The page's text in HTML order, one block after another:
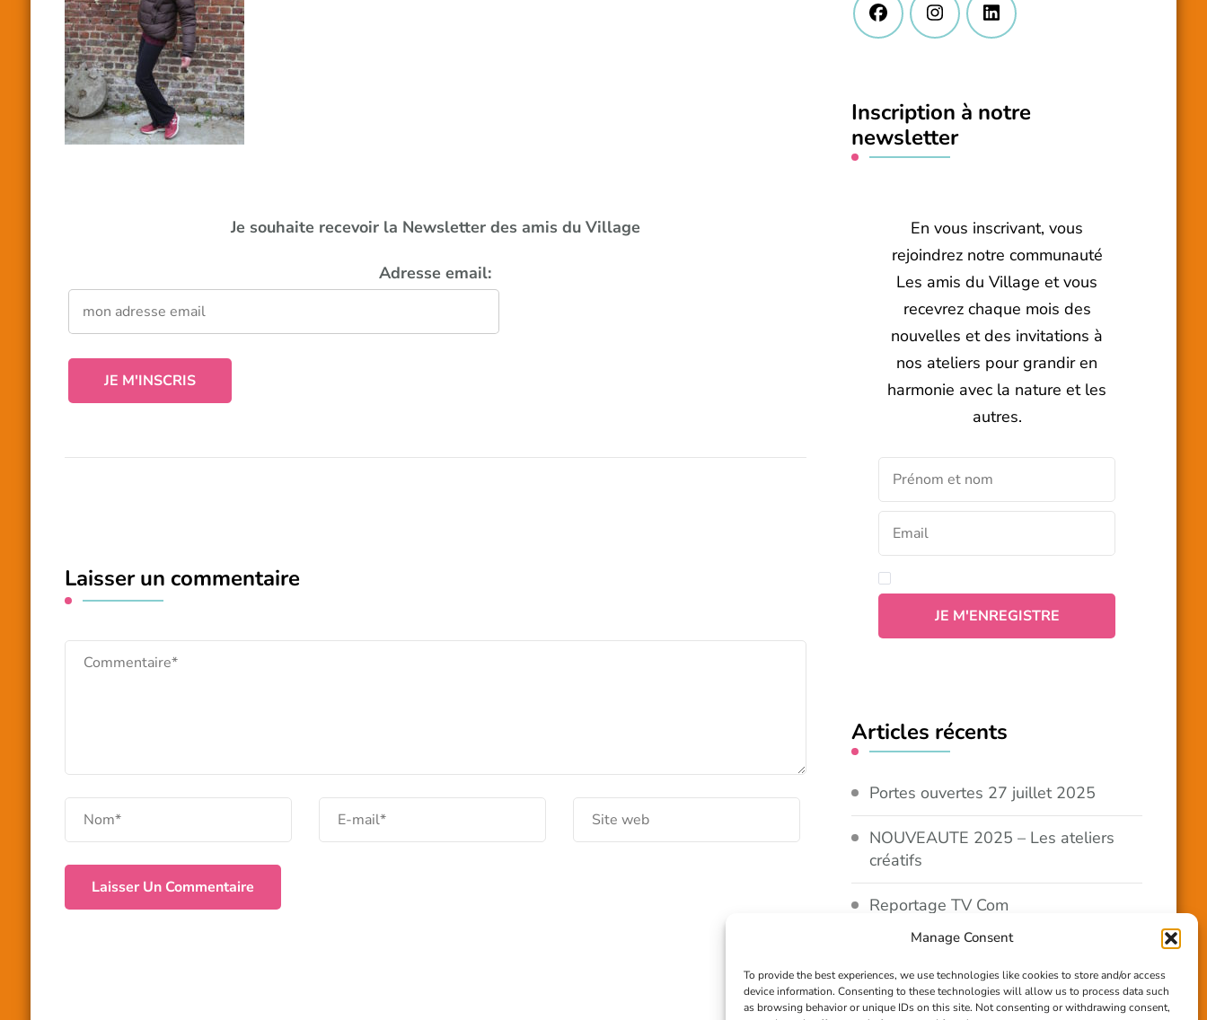
Manage Consent
To provide the best experiences, we use technologies like cookies to store and/or access
device information. Consenting to these technologies will allow us to process data such
as browsing behavior or unique IDs on this site. Not consenting or withdrawing consent,
Je souhaite recevoir la Newsletter des amis du Village
Adresse email:
Laisser un commentaire
Inscription à notre
newsletter
En vous inscrivant, vous
rejoindrez notre communauté
Les amis du Village et vous
recevrez chaque mois des
nouvelles et des invitations à
nos ateliers pour grandir en
harmonie avec la nature et les
autres.
Articles récents
Portes ouvertes 27 juillet 2025
NOUVEAUTE 2025 – Les ateliers
créatifs
Reportage TV Com
Construction en terre-paille
Chantier Participatif Terre Paille